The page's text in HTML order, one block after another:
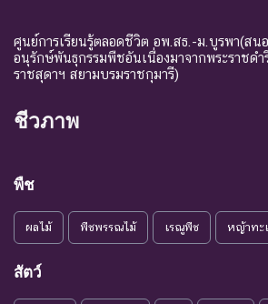
ศูนย์การเรียนรู้ตลอดชีวิต อพ.สธ.-ม.บูรพา(สนอ
อนุรักษ์พันธุกรรมพืชอันเนื่องมาจากพระราชด
ราชสุดาฯ สยามบรมราชกุมารี)
ชีวภาพ
พืช
ผลไม้ พืชพรรณไม้ เรณูพืช หญ้าทะ
สัตว์